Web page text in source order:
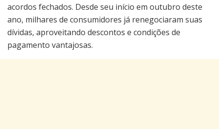
acordos fechados. Desde seu início em outubro deste
ano, milhares de consumidores já renegociaram suas
dívidas, aproveitando descontos e condições de
pagamento vantajosas.